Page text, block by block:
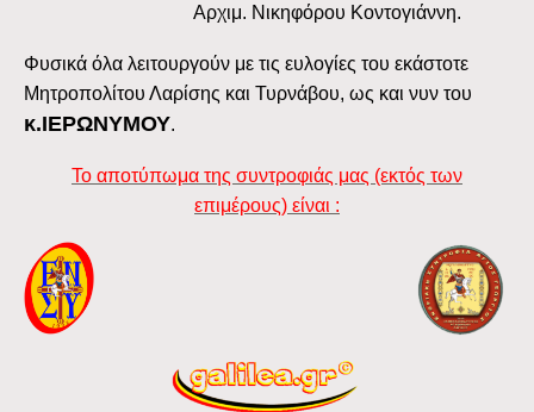
Αρχιμ. Νικηφόρου Κοντογιάννη.
Φυσικά όλα λειτουργούν με τις ευλογίες του εκάστοτε
Μητροπολίτου Λαρίσης και Τυρνάβου, ως και νυν του
κ.ΙΕΡΩΝΥΜΟΥ.
Το αποτύπωμα της συντροφιάς μας (εκτός των
επιμέρους) είναι :